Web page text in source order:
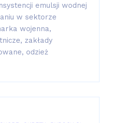
emulsji wodnej
w sektorze
wojenna,
zakłady
odzież